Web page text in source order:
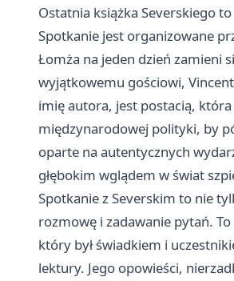
Ostatnia książka Severskiego
Spotkanie jest organizowane
Łomża na jeden dzień zamieni
wyjątkowemu gościowi,
imię autora, jest postacią, która
międzynarodowej polityki, by
oparte na autentycznych
głębokim wglądem w świat
Spotkanie z Severskim to nie
rozmowę i zadawanie pytań.
który był świadkiem i
lektury. Jego opowieści,